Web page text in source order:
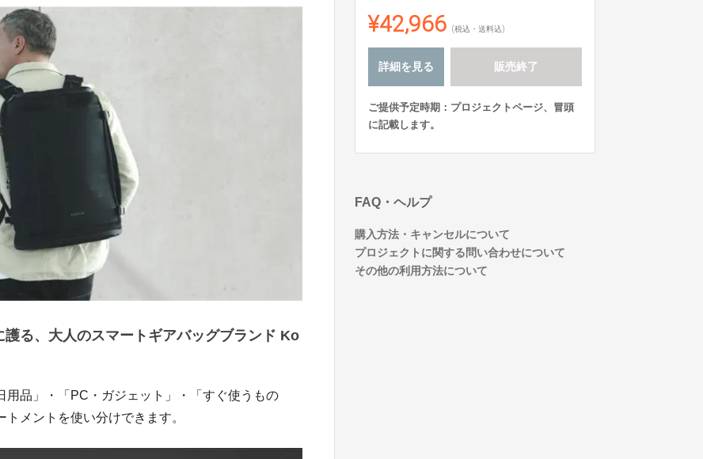
る、大人のスマートギアバッグブランド Ko
用品」・「PC・ガジェット」・「すぐ使うもの
トメントを使い分けできます。
¥42,966 (税込・送料込)
詳細を見る 販売終了
ご提供予定時期：プロジェクトページ、冒頭
に記載します。
FAQ・ヘルプ
購入方法・キャンセルについて
プロジェクトに関する問い合わせについて
その他の利用方法について